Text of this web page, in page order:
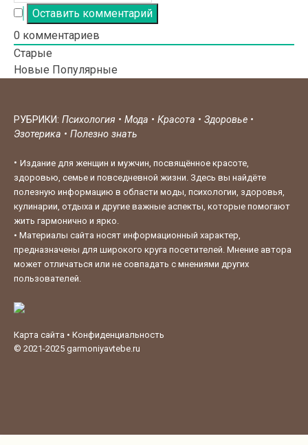
0 комментариев
Старые
Новые Популярные
РУБРИКИ: Психология • Мода • Красота • Здоровье •
Эзотерика • Полезно знать
• Издание для женщин и мужчин, посвящённое красоте,
здоровью, семье и повседневной жизни. Здесь вы найдёте
полезную информацию в области моды, психологии, здоровья,
кулинарии, отдыха и другие важные аспекты, которые помогают
жить гармонично и ярко.
• Материалы сайта носят информационный характер,
предназначены для широкого круга посетителей. Мнение автора
может отличаться или не совпадать с мнениями других
пользователей.
Карта сайта • Конфиденциальность
© 2021-2025 garmoniyavtebe.ru